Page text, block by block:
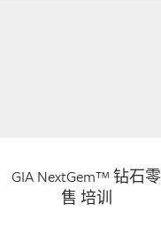
GIA NextGem™ 钻石零
售 培训